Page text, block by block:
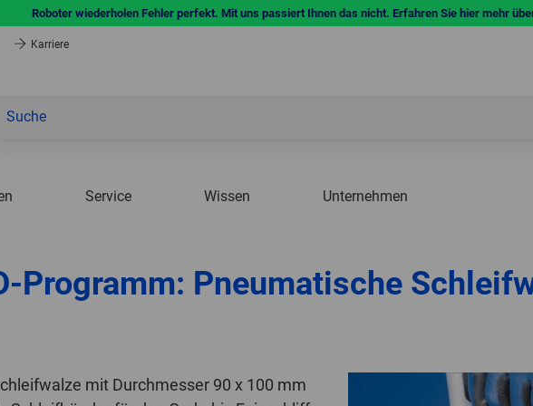
Roboter wiederholen Fehler perfekt. Mit uns passiert Ihnen das nicht. Erfahren Sie hier mehr
Karriere
Service Wissen Unternehmen
Programm: Pneumatische
mit Durchmesser 90 x 100 mm